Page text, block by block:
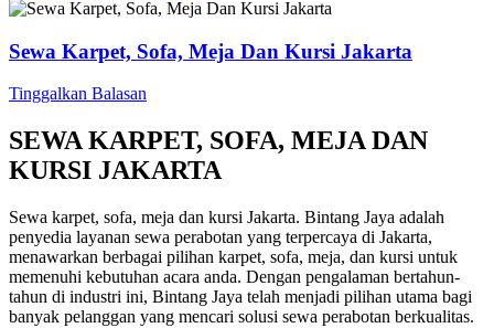
Sewa Karpet, Sofa, Meja Dan Kursi Jakarta
Tinggalkan Balasan
SEWA KARPET, SOFA, MEJA DAN
KURSI JAKARTA
Sewa karpet, sofa, meja dan kursi Jakarta. Bintang Jaya adalah
penyedia layanan sewa perabotan yang terpercaya di Jakarta,
menawarkan berbagai pilihan karpet, sofa, meja, dan kursi untuk
memenuhi kebutuhan acara anda. Dengan pengalaman bertahun-
tahun di industri ini, Bintang Jaya telah menjadi pilihan utama bagi
banyak pelanggan yang mencari solusi sewa perabotan berkualitas.